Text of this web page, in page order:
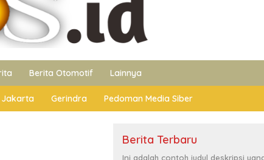
Berita Otomotif Lainnya
Jakarta Gerindra Pedoman Media Siber
Berita Terbaru
Ini adalah contoh judul deskripsi